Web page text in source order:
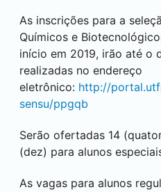
As inscrições para a
Químicos e
início em 2019, irão até o
realizadas no endereço
eletrônico: http://
sensu/ppgqb
Serão ofertadas 14
(dez) para alunos
As vagas para alunos